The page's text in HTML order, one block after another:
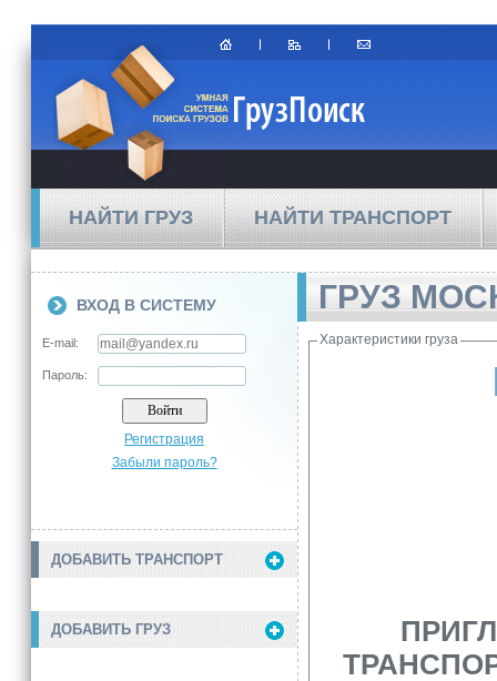
НАЙТИ ГРУЗ НАЙТИ ТРАНСПОРТ
ВХОД В СИСТЕМУ
E-mail:
Пароль:
Регистрация
Забыли пароль?
ДОБАВИТЬ ТРАНСПОРТ
ДОБАВИТЬ ГРУЗ
ГРУЗ
Характеристики груза